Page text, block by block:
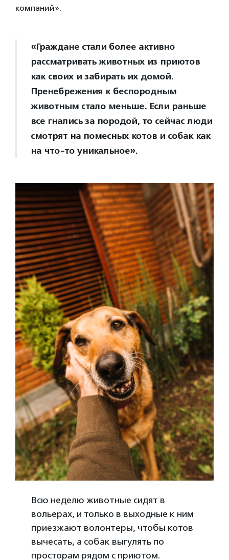
компаний».
«Граждане стали более активно
рассматривать животных из приютов
как своих и забирать их домой.
Пренебрежения к беспородным
животным стало меньше. Если раньше
все гнались за породой, то сейчас люди
смотрят на помесных котов и собак как
на что-то уникальное».
Всю неделю животные сидят в
вольерах, и только в выходные к ним
приезжают волонтеры, чтобы котов
вычесать, а собак выгулять по
просторам рядом с приютом.